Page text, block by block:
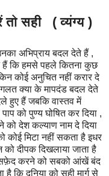
सही ( व्यंग्य )
अभिप्राय बदल देते हैं ,
हैं कि हमसे पहले कितना कुछ
कोई अनुचित नहीं करार दे
क्या के मापदंड बदल देते
हुए हैं जबकि वास्तव में
को पुण्य घोषित कर दिया ,
को देश कल्याण नाम दे दिया
कोई मिटा नहीं सकता है इधर
दीपक दिखलाया जाता है
सफ़ेद करने को सबको आंखें बंद
कि दुनिया को सही मार्ग से